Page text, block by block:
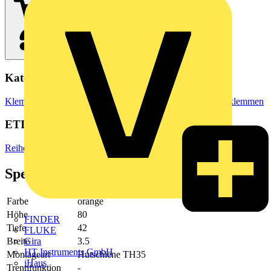
FINDER
FLUKE
Gira
HT Instruments GmbH
iHaus
Kategorien
Klemmen, Steckverbinder & Verbindungselemente Reihenklemmen
ETIM Group
Reihenklemmen
Spezifikationen
Farbe
orange
Höhe
80
Tiefe
42
Breite
3.5
Montageart
Hutschiene TH35
Trennfunktion
-